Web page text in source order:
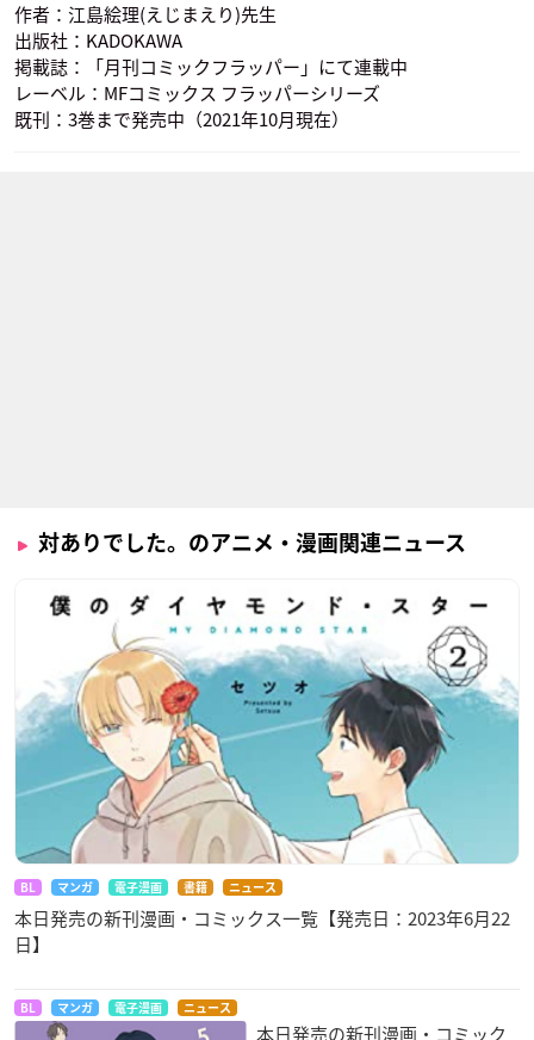
作者：江島絵理(えじまえり)先生
出版社：KADOKAWA
掲載誌：「月刊コミックフラッパー」にて連載中
レーベル：MFコミックス フラッパーシリーズ
既刊：3巻まで発売中（2021年10月現在）
対ありでした。のアニメ・漫画関連ニュース
BL マンガ 電子漫画 書籍 ニュース
本日発売の新刊漫画・コミックス一覧【発売日：2023年6月22
日】
BL マンガ 電子漫画 ニュース
本日発売の新刊漫画・コミック